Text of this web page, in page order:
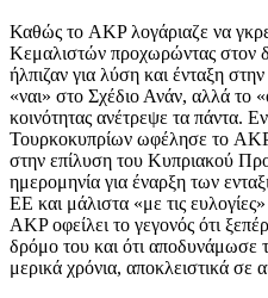
Καθώς το AKP λογάριαζε να
Κεμαλιστών προχωρώντας στον
ήλπιζαν για λύση και ένταξη
«ναι» στο Σχέδιο Ανάν, αλλά το
κοινότητας ανέτρεψε τα πάντα.
Τουρκοκυπρίων ωφέλησε το
στην επίλυση του Κυπριακού
ημερομηνία για έναρξη των
ΕΕ και μάλιστα «με τις
AKP οφείλει το γεγονός ότι
δρόμο του και ότι αποδυνάμωσε
μερικά χρόνια, αποκλειστικά σε